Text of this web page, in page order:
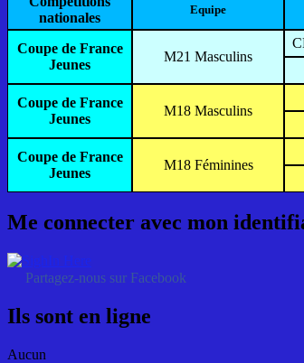
nationales
Equipe
Coupe de France
Jeunes
M21 Masculins
Coupe de France
Jeunes
M18 Masculins
Coupe de France
Jeunes
M18 Féminines
Me connecter avec mon
Partagez-nous sur Facebook
Ils sont en ligne
Aucun